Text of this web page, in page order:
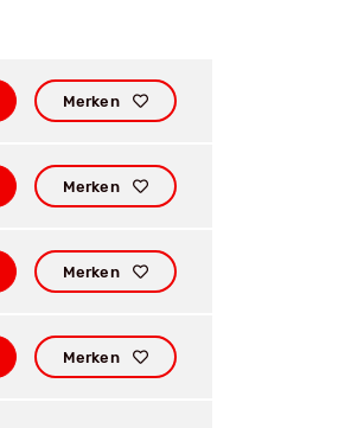
Merken
Merken
Merken
Merken